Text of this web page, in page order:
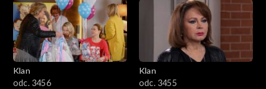
Klan
odc. 3456
Klan
odc. 3455